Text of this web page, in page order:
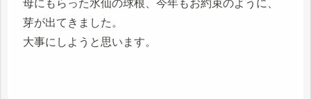
母にもらった水仙の球根、今年もお約束のように、
芽が出てきました。
大事にしようと思います。